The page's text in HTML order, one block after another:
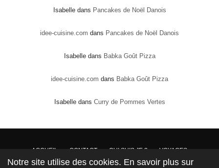
Isabelledans Pancakes de Noël Danois
idee-cuisine.com dans Pancakes de Noël Danois
Isabelledans Babka Goût Pizza
idee-cuisine.com dans Babka Goût Pizza
Isabelledans Curry de Pommes Vertes
ACCUEIL CONTACT QUI SUIS JE ? VOYAGES
DROITS DE PROPRIÉTÉ : Conformément à la loi, les textes, recettes et photos sont la
Notre site utilise des cookies. En savoir plus sur